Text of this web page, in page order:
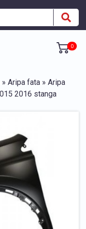
0
» Aripa fata » Aripa
2016 stanga